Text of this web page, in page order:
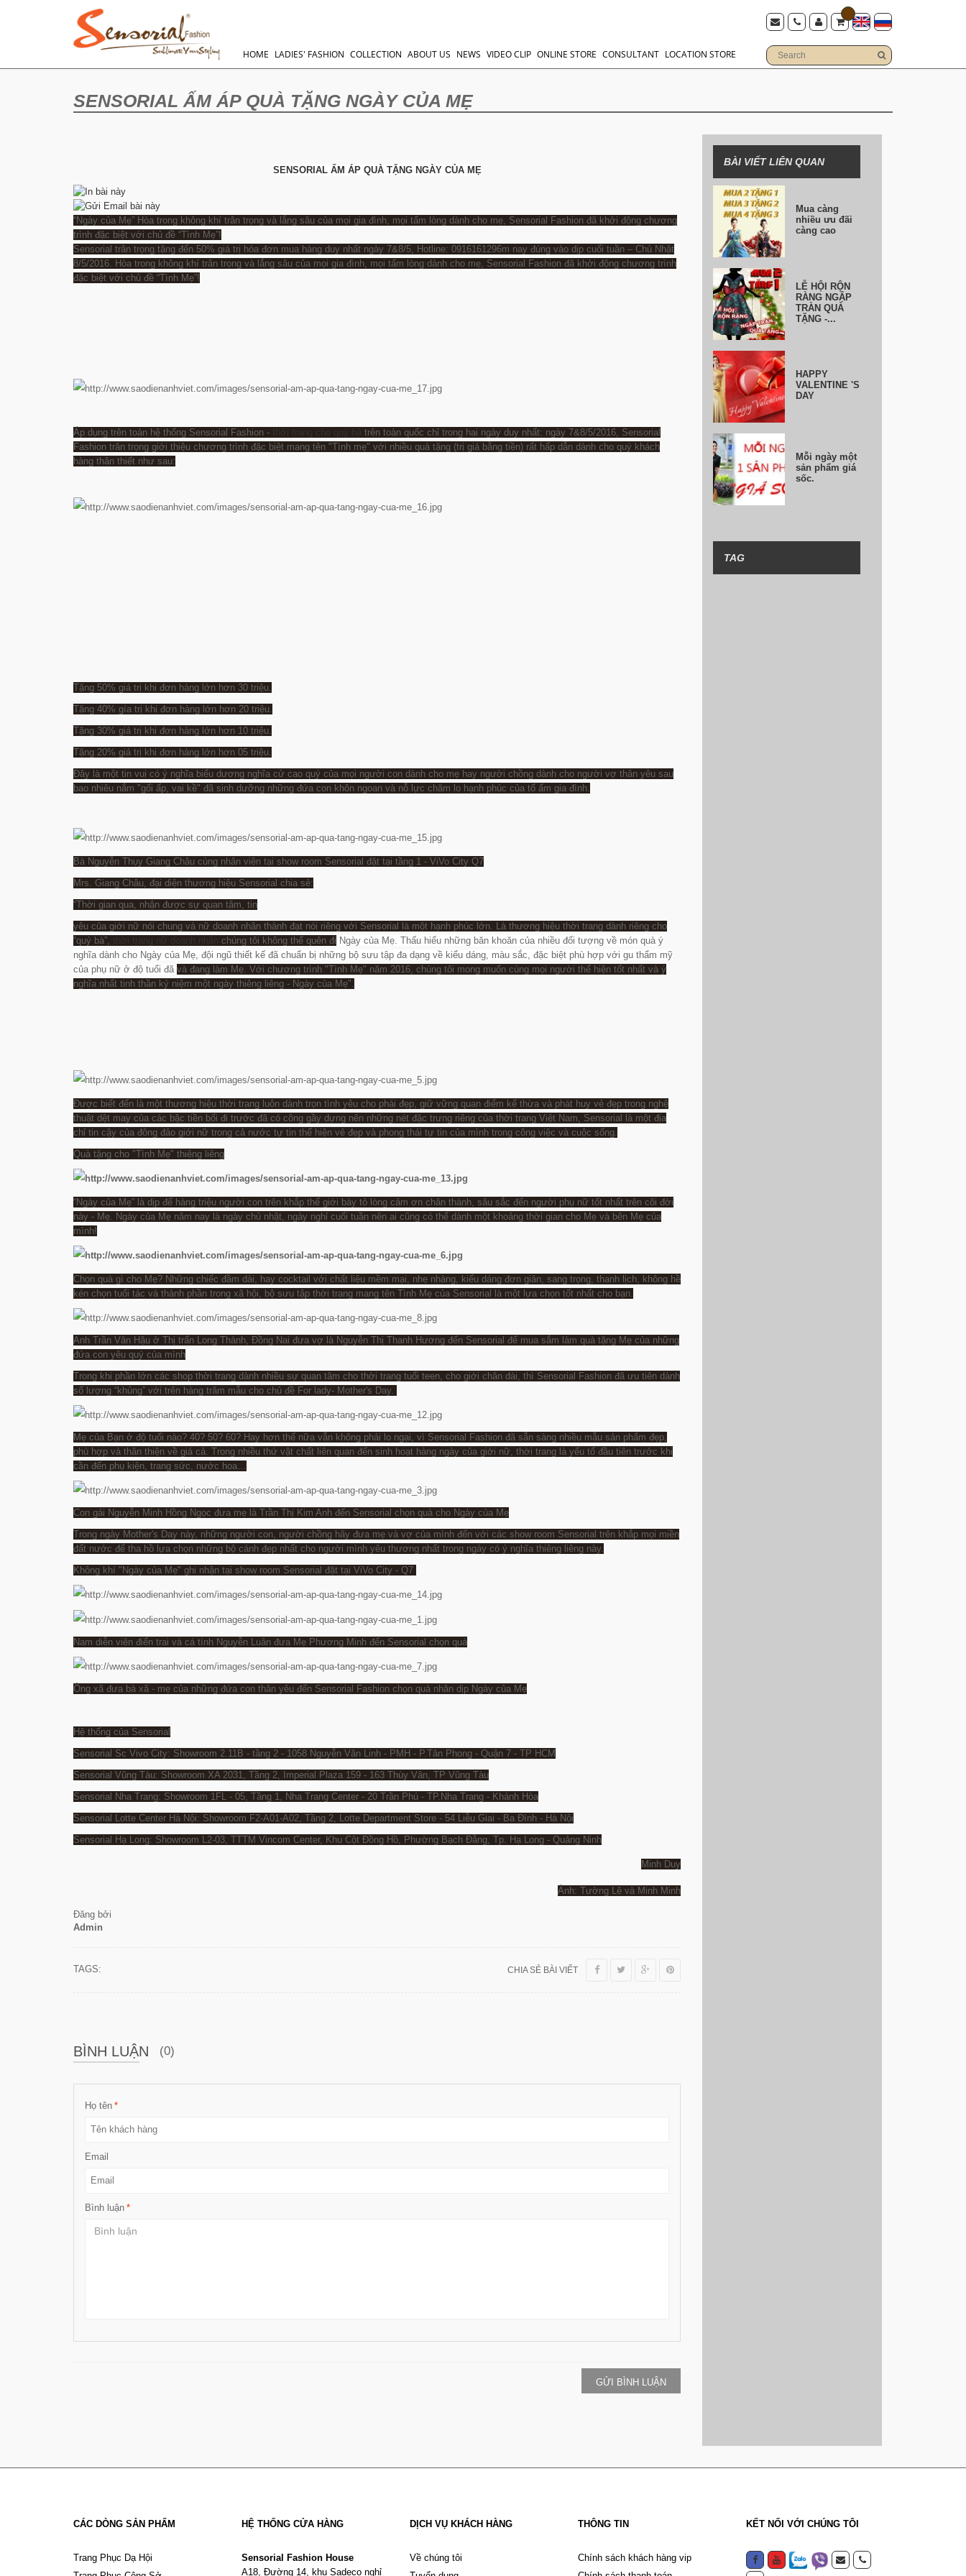
HOME LADIES' FASHION COLLECTION ABOUT US NEWS VIDEO CLIP ONLINE STORE CONSULTANT LOCATION STORE
SENSORIAL ẤM ÁP QUÀ TẶNG NGÀY CỦA MẸ
SENSORIAL ẤM ÁP QUÀ TẶNG NGÀY CỦA MẸ
“Ngày của Mẹ” Hòa trong không khí trân trọng và lắng sâu của mọi gia đình, mọi tấm lòng dành cho mẹ, Sensorial Fashion đã khởi động chương
trình đặc biệt với chủ đề “Tình Mẹ”!
Sensorial trân trọng tặng đến 50% giá trị hóa đơn mua hàng duy nhất ngày 7&8/5, Hotline: 0916161296m nay đúng vào dịp cuối tuần – Chủ Nhật
8/5/2016. Hòa trong không khí trân trọng và lắng sâu của mọi gia đình, mọi tấm lòng dành cho mẹ, Sensorial Fashion đã khởi động chương trình
đặc biệt với chủ đề “Tình Mẹ”!
Áp dụng trên toàn hệ thống Sensorial Fashion - thời trang cho quý bà trên toàn quốc chỉ trong hai ngày duy nhất: ngày 7&8/5/2016, Sensorial
Fashion trân trọng giới thiệu chương trình đặc biệt mang tên "Tình mẹ" với nhiều quà tặng (trị giá bằng tiền) rất hấp dẫn dành cho quý khách
hàng thân thiết như sau:
Tặng 50% giá trị khi đơn hàng lớn hơn 30 triệu.
Tặng 40% gía trị khi đơn hàng lớn hơn 20 triệu.
Tặng 30% giá trị khi đơn hàng lớn hơn 10 triệu.
Tặng 20% giá trị khi đơn hàng lớn hơn 05 triệu.
Đây là một tin vui có ý nghĩa biểu dương nghĩa cử cao quý của mọi người con dành cho mẹ hay người chồng dành cho người vợ thân yêu sau
bao nhiêu nắm "gối ấp, vai kề" đã sinh dưỡng những đứa con khôn ngoan và nỗ lực chăm lo hạnh phúc của tổ ấm gia đình.
Bà Nguyễn Thụy Giang Châu cùng nhân viên tại show room Sensorial đặt tại tầng 1 - ViVo City Q7
Mrs. Giang Châu, đại diện thương hiệu Sensorial chia sẻ:
“Thời gian qua, nhận được sự quan tâm, tin
yêu của giới nữ nói chung và nữ doanh nhân thành đạt nói riêng với Sensorial là một hạnh phúc lớn. Là thương hiệu thời trang dành riêng cho
“quý bà”, thời trang nữ doanh nhân chúng tôi không thể quên đi Ngày của Mẹ. Thấu hiểu những băn khoăn của nhiều đối tượng về món quà ý
nghĩa dành cho Ngày của Mẹ, đội ngũ thiết kế đã chuẩn bị những bộ sưu tập đa dạng về kiểu dáng, màu sắc, đặc biệt phù hợp với gu thẩm mỹ
của phụ nữ ở độ tuổi đã và đang làm Mẹ. Với chương trình "Tình Mẹ" năm 2016, chúng tôi mong muốn cùng mọi người thể hiện tốt nhất và ý
nghĩa nhất tinh thần kỷ niệm một ngày thiêng liêng - Ngày của Mẹ".
Được biết đến là một thương hiệu thời trang luôn dành trọn tình yêu cho phái đẹp, giữ vững quan điểm kế thừa và phát huy vẻ đẹp trong nghệ
thuật dệt may của các bậc tiền bối đi trước đã có công gầy dựng nên những nét đặc trưng riêng của thời trang Việt Nam, Sensorial là một địa
chỉ tin cậy của đông đảo giới nữ trong cả nước tự tin thể hiện vẻ đẹp và phong thái tự tin của mình trong công việc và cuộc sống.
Quà tặng cho "Tình Mẹ" thiêng liêng
“Ngày của Mẹ” là dịp để hàng triệu người con trên khắp thế giới bày tỏ lòng cảm ơn chân thành, sâu sắc đến người phụ nữ tốt nhất trên cõi đời
này - Mẹ. Ngày của Mẹ năm nay là ngày chủ nhật, ngày nghỉ cuối tuần nên ai cũng có thể dành một khoảng thời gian cho Mẹ và bên Mẹ của
mình!
Chọn quà gì cho Mẹ? Những chiếc đầm dài, hay cocktail với chất liệu mềm mại, nhẹ nhàng, kiểu dáng đơn giản, sang trọng, thanh lịch, không hề
kén chọn tuổi tác và thành phần trong xã hội, bộ sưu tập thời trang mang tên Tình Mẹ của Sensorial là một lựa chọn tốt nhất cho bạn.
Anh Trần Văn Hậu ở Thị trấn Long Thành, Đồng Nai đưa vợ là Nguyễn Thị Thanh Hương đến Sensorial để mua sắm làm quà tặng Mẹ của những
đứa con yêu quý của mình
Trong khi phần lớn các shop thời trang dành nhiều sự quan tâm cho thời trang tuổi teen, cho giới chân dài, thì Sensorial Fashion đã ưu tiên dành
số lượng “khủng” với trên hàng trăm mẫu cho chủ đề For lady- Mother's Day.
Mẹ của Bạn ở độ tuổi nào? 40? 50? 60? Hay hơn thế nữa vẫn không phải lo ngại, vì Sensorial Fashion đã sẵn sàng nhiều mẫu sản phẩm đẹp,
phù hợp và thân thiện về giá cả. Trong nhiều thứ vật chất liên quan đến sinh hoạt hàng ngày của giới nữ, thời trang là yếu tố đầu tiên trước khi
cần đến phụ kiện, trang sức, nước hoa…
Con gái Nguyễn Minh Hồng Ngọc đưa mẹ là Trần Thị Kim Anh đến Sensorial chọn quà cho Ngày của Mẹ
Trong ngày Mother's Day này, những người con, người chồng hãy đưa mẹ và vợ của mình đến với các show room Sensorial trên khắp mọi miền
đất nước để tha hồ lựa chọn những bộ cánh đẹp nhất cho người mình yêu thương nhất trong ngày có ý nghĩa thiêng liêng này.
Không khí "Ngày của Mẹ" ghi nhận tại show room Sensorial đặt tại ViVo City - Q7
Nam diễn viên điển trai và cá tính Nguyễn Luân đưa Mẹ Phương Minh đến Sensorial chọn quà
Ông xã đưa bà xã - mẹ của những đứa con thân yêu đến Sensorial Fashion chọn quà nhân dịp Ngày của Mẹ
Hệ thống của Sensorial
Sensorial Sc Vivo City: Showroom 2.11B - tầng 2 - 1058 Nguyễn Văn Linh - PMH - P.Tân Phong - Quận 7 - TP HCM
Sensorial Vũng Tàu: Showroom XA 2031, Tầng 2, Imperial Plaza 159 - 163 Thùy Vân, TP Vũng Tàu
Sensorial Nha Trang: Showroom 1FL - 05, Tầng 1, Nha Trang Center - 20 Trần Phú - TP.Nha Trang - Khánh Hòa
Sensorial Lotte Center Hà Nội: Showroom F2-A01-A02, Tầng 2, Lotte Department Store - 54 Liễu Giai - Ba Đình - Hà Nội
Sensorial Hạ Long: Showroom L2-03, TTTM Vincom Center, Khu Cột Đồng Hồ, Phường Bạch Đằng, Tp. Hạ Long - Quảng Ninh
Minh Duy
Ảnh: Tường Lê và Minh Minh
Đăng bởi
Admin
TAGS: CHIA SẺ BÀI VIẾT
BÌNH LUẬN (0)
*
Họ tên
Email
*
Bình luận
GỬI BÌNH LUẬN
BÀI VIẾT LIÊN QUAN
Mua càng
nhiều ưu đãi
càng cao
LỄ HỘI RỘN
RÀNG NGẬP
TRÀN QUÀ
TẶNG -...
HAPPY
VALENTINE 'S
DAY
Mỗi ngày một
sản phẩm giá
sốc.
TAG
CÁC DÒNG SẢN PHẨM
Trang Phục Dạ Hội
HỆ THỐNG CỬA HÀNG
Sensorial Fashion House
A18, Đường 14, khu Sadeco nghỉ
DỊCH VỤ KHÁCH HÀNG
Về chúng tôi
THÔNG TIN
Chính sách khách hàng vip
KẾT NỐI VỚI CHÚNG TÔI